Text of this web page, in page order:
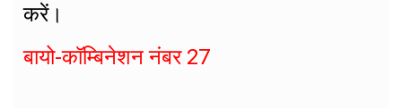
करें।
बायो-कॉम्बिनेशन नंबर 27